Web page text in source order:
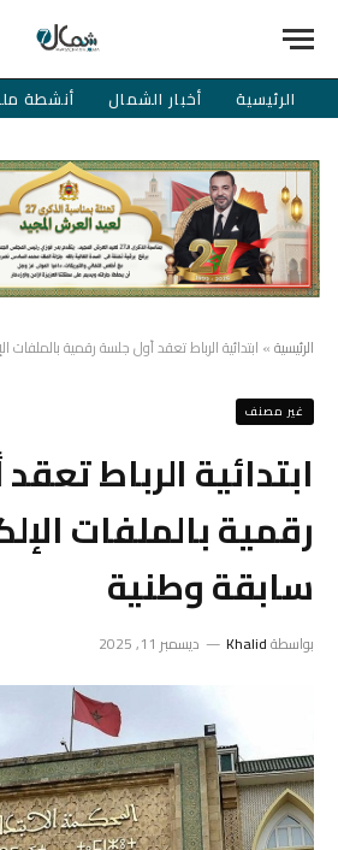
الرئيسية أخبار الشمال أنشطة
الرئيسية» ابتدائية الرباط تعقد أول جلسة رقمية بالملفات
غير مصنف
ابتدائية الرباط
رقمية بالملفات
سابقة وطنية
بواسطةKhalid ديسمبر 11, 2025